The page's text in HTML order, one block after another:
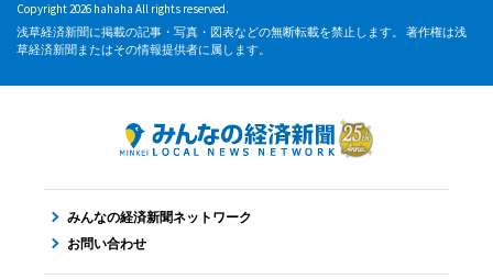
Copyright 2026 hahaha All rights reserved.
浅草経済新聞に掲載の記事・写真・図表などの無断転載を禁止します。 著作権は浅
草経済新聞またはその情報提供者に属します。
みんなの経済新聞ネットワーク
お問い合わせ